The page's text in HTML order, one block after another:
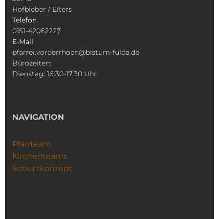
Hofbieber / Elters
Telefon
0151-42062227
E-Mail
pfarrei.vorderrhoen@bistum-fulda.de
Bürozeiten:
Dienstag: 16:30-17:30 Uhr
NAVIGATION
Pfarrteam
Kirchenteams
Schutzkonzept